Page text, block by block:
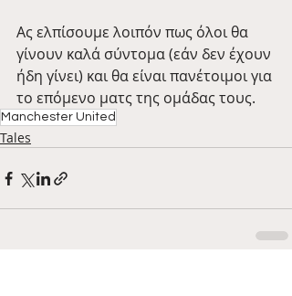
Ας ελπίσουμε λοιπόν πως όλοι θα
γίνουν καλά σύντομα (εάν δεν έχουν
ήδη γίνει) και θα είναι πανέτοιμοι για
το επόμενο ματς της ομάδας τους.
Manchester United
Tales